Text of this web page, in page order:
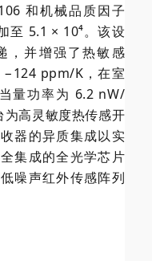
和机械品质因子
至 5.1 × 10⁴。该设
，并增强了热敏感
−124 ppm/K，在室
量功率为 6.2 nW/
高灵敏度热传感开
器的异质集成以实
集成的全光学芯片
噪声红外传感阵列